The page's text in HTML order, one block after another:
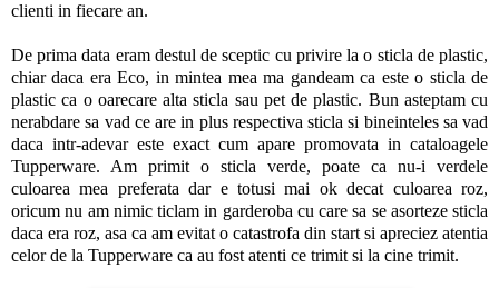
clienti in fiecare an.
De prima data eram destul de sceptic cu privire la o sticla de plastic,
chiar daca era Eco, in mintea mea ma gandeam ca este o sticla de
plastic ca o oarecare alta sticla sau pet de plastic. Bun asteptam cu
nerabdare sa vad ce are in plus respectiva sticla si bineinteles sa vad
daca intr-adevar este exact cum apare promovata in cataloagele
Tupperware. Am primit o sticla verde, poate ca nu-i verdele
culoarea mea preferata dar e totusi mai ok decat culoarea roz,
oricum nu am nimic ticlam in garderoba cu care sa se asorteze sticla
daca era roz, asa ca am evitat o catastrofa din start si apreciez atentia
celor de la Tupperware ca au fost atenti ce trimit si la cine trimit.